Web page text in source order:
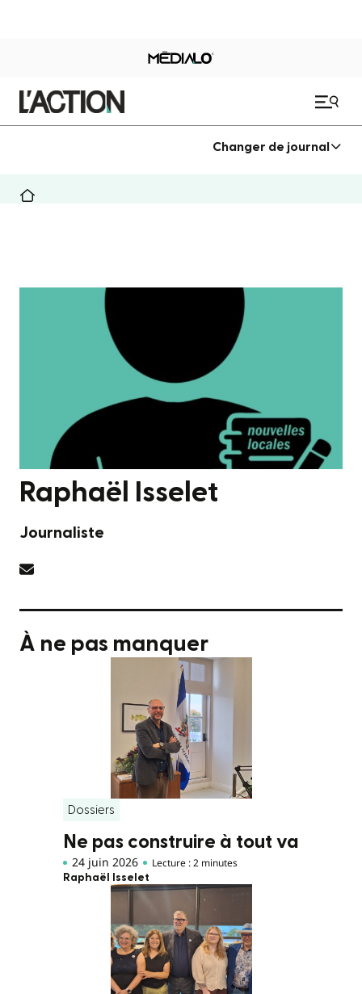
Changer de journal
Raphaël Isselet
Journaliste
À ne pas manquer
Dossiers
Ne pas construire à tout va
24 juin 2026 Lecture : 2 minutes
Raphaël Isselet